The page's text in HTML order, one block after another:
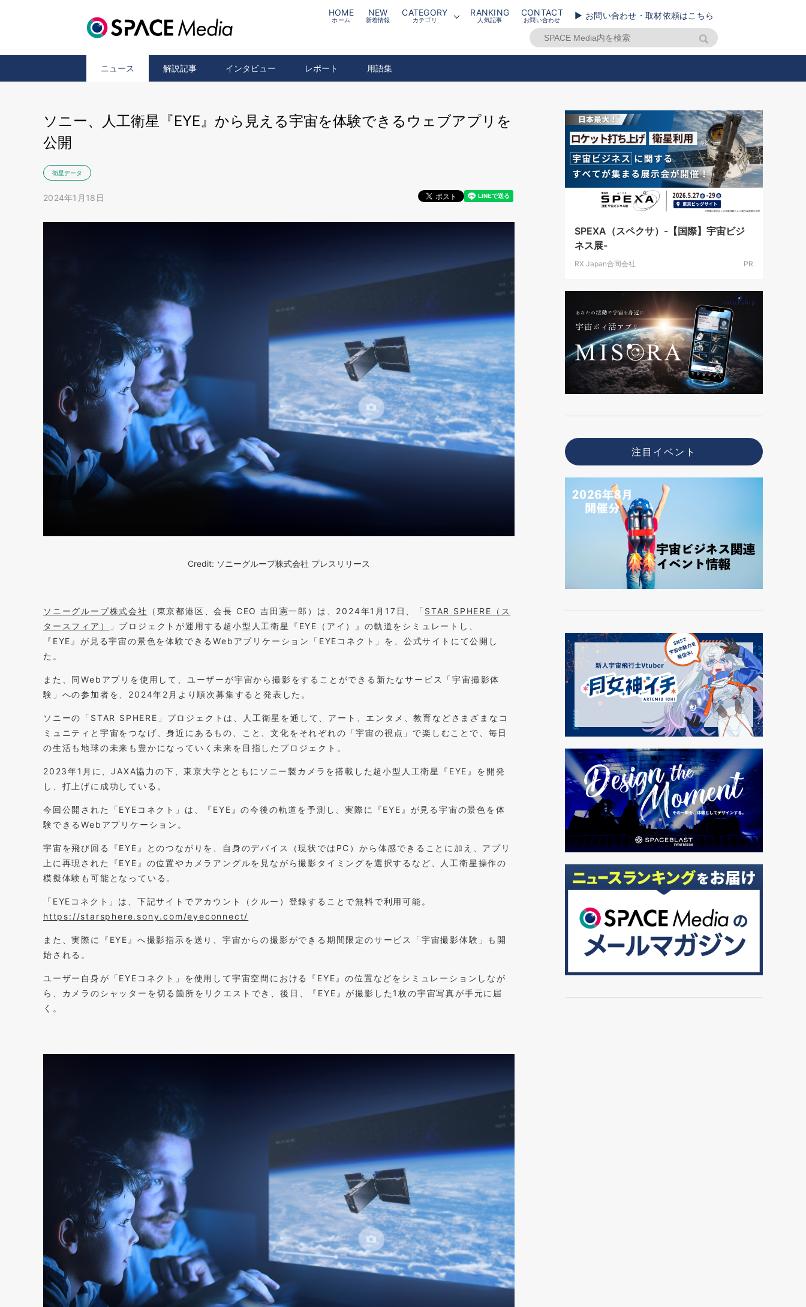
HOME
ホーム
NEW
新着情報
CATEGORY
カテゴリ
RANKING
人気記事
CONTACT
お問い合わせ ▶ お問い合わせ・取材依頼はこちら
ニュース 解説記事 インタビュー レポート 用語集
ソニー、人工衛星『EYE』から見える宇宙を体験できるウェブアプリを
公開
衛星データ
2024年1月18日
Credit: ソニーグループ株式会社 プレスリリース
ソニーグループ株式会社 （東京都港区、会長 CEO 吉田憲一郎）は、2024年1月17日、「 STAR SPHERE（ス
タースフィア）
」プロジェクトが運用する超小型人工衛星『EYE（アイ）』の軌道をシミュレートし、
『EYE』が見る宇宙の景色を体験できるWebアプリケーション「EYEコネクト」を、公式サイトにて公開し
た。
また、同Webアプリを使用して、ユーザーが宇宙から撮影をすることができる新たなサービス「宇宙撮影体
験」への参加者を、2024年2月より順次募集すると発表した。
ソニーの「STAR SPHERE」プロジェクトは、人工衛星を通して、アート、エンタメ、教育などさまざまなコ
ミュニティと宇宙をつなげ、身近にあるもの、こと、文化をそれぞれの「宇宙の視点」で楽しむことで、毎日
の生活も地球の未来も豊かになっていく未来を目指したプロジェクト。
2023年1月に、JAXA協力の下、東京大学とともにソニー製カメラを搭載した超小型人工衛星『EYE』を開発
し、打上げに成功している。
今回公開された「EYEコネクト」は、『EYE』の今後の軌道を予測し、実際に『EYE』が見る宇宙の景色を体
験できるWebアプリケーション。
宇宙を飛び回る『EYE』とのつながりを、自身のデバイス（現状ではPC）から体感できることに加え、アプリ
上に再現された『EYE』の位置やカメラアングルを見ながら撮影タイミングを選択するなど、人工衛星操作の
模擬体験も可能となっている。
「EYEコネクト」は、下記サイトでアカウント（クルー）登録することで無料で利用可能。
https://starsphere.sony.com/eyeconnect/
また、実際に『EYE』へ撮影指示を送り、宇宙からの撮影ができる期間限定のサービス「宇宙撮影体験」も開
始される。
ユーザー自身が「EYEコネクト」を使用して宇宙空間における『EYE』の位置などをシミュレーションしなが
ら、カメラのシャッターを切る箇所をリクエストでき、後日、『EYE』が撮影した1枚の宇宙写真が手元に届
く。
SPEXA（スペクサ）-【国際】宇宙ビジ
ネス展-
RX Japan合同会社 PR
注目イベント